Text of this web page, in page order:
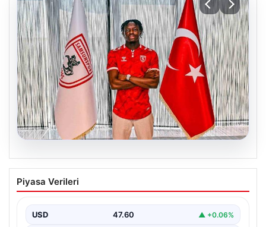
05.08.2026
Samsunspor, Antoine Sekongo’yu 5
Yıllık Anlaşma ile Kadrosuna Ekledi
devam ederek Fransa'nın önemli kulüplerinden USL
Dunkerque forması giyen…
Piyasa Verileri
USD 47.60 ▲ +0.06%